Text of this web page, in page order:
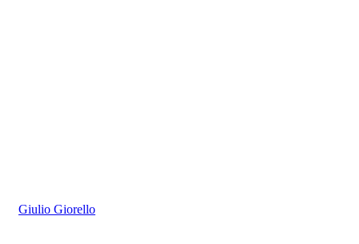
Giulio Giorello